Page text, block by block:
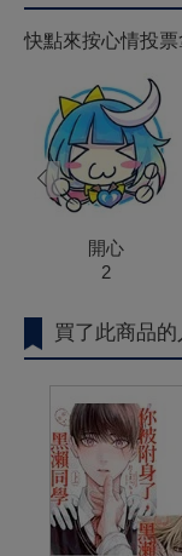
快點來按心情投票
開心
2
prev
買了此商品